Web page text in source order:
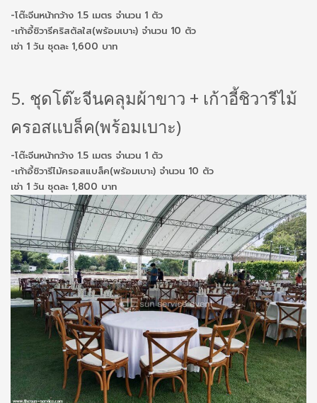
-โต๊ะจีนหน้ากว้าง 1.5 เมตร จำนวน 1 ตัว
-เก้าอี้ชิวารีคริสตัลใส(พร้อมเบาะ) จำนวน 10 ตัว
เช่า 1 วัน ชุดละ 1,600 บาท
5. ชุดโต๊ะจีนคลุมผ้าขาว + เก้าอี้ชิวารีไม้
ครอสแบล็ค(พร้อมเบาะ)
-โต๊ะจีนหน้ากว้าง 1.5 เมตร จำนวน 1 ตัว
-เก้าอี้ชิวารีไม้ครอสแบล็ค(พร้อมเบาะ) จำนวน 10 ตัว
เช่า 1 วัน ชุดละ 1,800 บาท